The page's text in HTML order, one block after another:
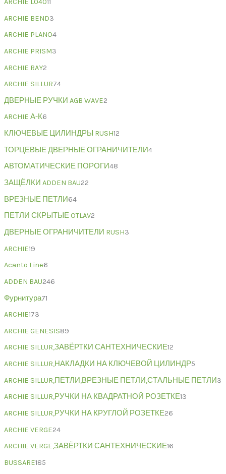
ARCHIE L04011
ARCHIE BEND3
ARCHIE PLANO4
ARCHIE PRISM3
ARCHIE RAY2
ARCHIE SILLUR74
ДВЕРНЫЕ РУЧКИ AGB WAVE2
ARCHIE А-К6
КЛЮЧЕВЫЕ ЦИЛИНДРЫ RUSH12
ТОРЦЕВЫЕ ДВЕРНЫЕ ОГРАНИЧИТЕЛИ4
АВТОМАТИЧЕСКИЕ ПОРОГИ48
ЗАЩЁЛКИ ADDEN BAU22
ВРЕЗНЫЕ ПЕТЛИ64
ПЕТЛИ СКРЫТЫЕ OTLAV2
ДВЕРНЫЕ ОГРАНИЧИТЕЛИ RUSH3
ARCHIE19
Acanto Line6
ADDEN BAU246
Фурнитура71
ARCHIE173
ARCHIE GENESIS89
ARCHIE SILLUR,ЗАВЁРТКИ САНТЕХНИЧЕСКИЕ12
ARCHIE SILLUR,НАКЛАДКИ НА КЛЮЧЕВОЙ ЦИЛИНДР5
ARCHIE SILLUR,ПЕТЛИ,ВРЕЗНЫЕ ПЕТЛИ,СТАЛЬНЫЕ ПЕТЛИ3
ARCHIE SILLUR,РУЧКИ НА КВАДРАТНОЙ РОЗЕТКЕ13
ARCHIE SILLUR,РУЧКИ НА КРУГЛОЙ РОЗЕТКЕ26
ARCHIE VERGE24
ARCHIE VERGE,ЗАВЁРТКИ САНТЕХНИЧЕСКИЕ16
BUSSARE185